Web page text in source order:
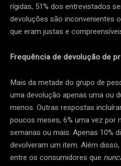
rígidas, 51% dos entrevistados
devoluções são inconvenientes
que eram justas e
Frequência de devolução de
Mais da metade do grupo de
uma devolução apenas uma ou
menos. Outras respostas
poucos meses, 6% uma vez por
semanas ou mais. Apenas 10%
devolveram um item. Além
entre os consumidores que